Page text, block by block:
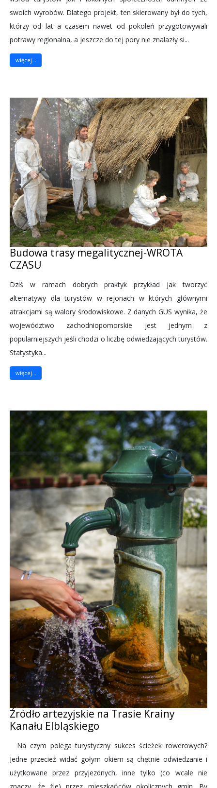
swoich wyrobów. Dlatego projekt, ten skierowany był do tych,
którzy od lat a czasem nawet od pokoleń przygotowywali
potrawy regionalna, a jeszcze do tej pory nie znalazły si...
więcej...
Budowa trasy megalitycznej-WROTA
CZASU
Dziś w ramach dobrych praktyk przykład jak tworzyć
alternatywy dla turystów w rejonach w których głównymi
atrakcjami są walory środowiskowe. Z danych GUS wynika, że
województwo zachodniopomorskie jest jednym z
popularniejszych jeśli chodzi o liczbę odwiedzających turystów.
Statystyka...
więcej...
Źródło artezyjskie na Trasie Krainy
Kanału Elbląskiego
Na czym polega turystyczny sukces ścieżek rowerowych?
Jedne przecież widać gołym okiem są chętnie odwiedzanie i
użytkowane przez przyjezdnych, inne tylko (co wcale nie